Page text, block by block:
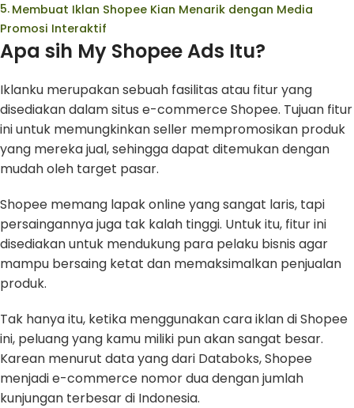
Membuat Iklan Shopee Kian Menarik dengan Media
Promosi Interaktif
Apa sih My Shopee Ads Itu?
Iklanku merupakan sebuah fasilitas atau fitur yang
disediakan dalam situs e-commerce Shopee. Tujuan fitur
ini untuk memungkinkan seller mempromosikan produk
yang mereka jual, sehingga dapat ditemukan dengan
mudah oleh target pasar.
Shopee memang lapak online yang sangat laris, tapi
persaingannya juga tak kalah tinggi. Untuk itu, fitur ini
disediakan untuk mendukung para pelaku bisnis agar
mampu bersaing ketat dan memaksimalkan penjualan
produk.
Tak hanya itu, ketika menggunakan cara iklan di Shopee
ini, peluang yang kamu miliki pun akan sangat besar.
Karean menurut data yang dari Databoks, Shopee
menjadi e-commerce nomor dua dengan jumlah
kunjungan terbesar di Indonesia.